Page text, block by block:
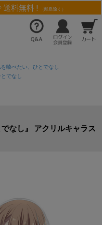
送料無料 ! （離島除く）
を喰べたい、ひとでなし
でなし
なし』 アクリルキャラス